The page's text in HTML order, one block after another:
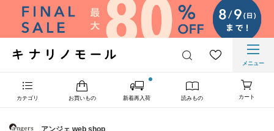
メニュー
カテゴリ お買いもの 新着再入荷 読みもの カート
アンジェ web shop